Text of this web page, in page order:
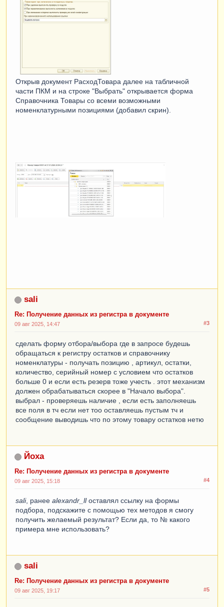
Открыв документ РасходТовара далее на табличной
части ПКМ и на строке "Выбрать" открывается форма
Справочника Товары со всеми возможными
номенклатурными позициями (добавил скрин).
sali
Re: Получение данных из регистра в документе
#3
09 авг 2025, 14:47
сделать форму отбора/выбора где в запросе будешь
обращаться к регистру остатков и справочнику
номенклатуры - получать позицию , артикул, остатки,
количество, серийный номер с условием что остатков
больше 0 и если есть резерв тоже учесть . этот механизм
должен обрабатываться скорее в "Начало выбора".
выбрал - проверяешь наличие , если есть заполняешь
все поля в тч если нет тоо оставляешь пустым тч и
сообщение выводишь что по этому товару остатков нетю
Йоха
Re: Получение данных из регистра в документе
#4
09 авг 2025, 15:18
sali, ранее alexandr_llоставлял ссылку на формы
подбора, подскажите с помощью тех методов я смогу
получить желаемый результат? Если да, то № какого
примера мне использовать?
sali
Re: Получение данных из регистра в документе
#5
09 авг 2025, 19:17